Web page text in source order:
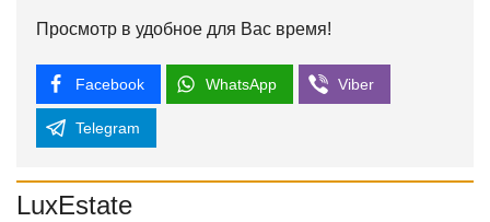
Просмотр в удобное для Вас время!
Facebook WhatsApp Viber
Telegram
LuxEstate